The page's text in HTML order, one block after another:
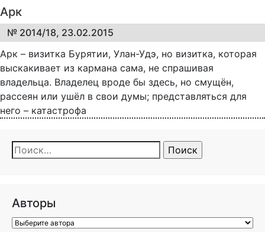
Арк
№ 2014/18, 23.02.2015
Арк – визитка Бурятии, Улан-Удэ, но визитка, которая
выскакивает из кармана сама, не спрашивая
владельца. Владелец вроде бы здесь, но смущён,
рассеян или ушёл в свои думы; представляться для
него – катастрофа
Найти:
Авторы